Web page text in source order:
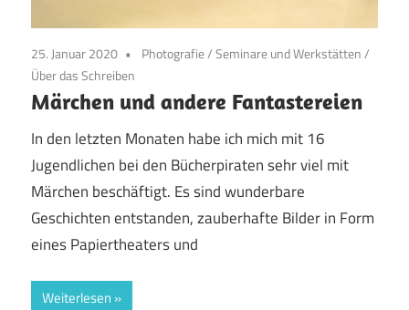
25. Januar 2020 Photografie/Seminare und Werkstätten/
Über das Schreiben
Märchen und andere Fantastereien
In den letzten Monaten habe ich mich mit 16
Jugendlichen bei den Bücherpiraten sehr viel mit
Märchen beschäftigt. Es sind wunderbare
Geschichten entstanden, zauberhafte Bilder in Form
eines Papiertheaters und
Weiterlesen